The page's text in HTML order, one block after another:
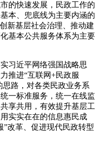
的快速发展，民政工作的
本、兜底线为主要内涵的
新基层社会治理、推动建
基本公共服务体系为主要
习近平网络强国战略思
推进“互联网+民政服
思路，对各类民政业务系
一标准服务，统一在线监
享共用，有效提升基层工
实实在在的信息惠民成
”改革、促进现代民政转型